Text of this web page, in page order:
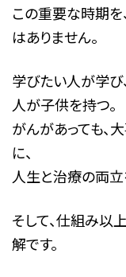
この重要な時期を
はありません。
学びたい人が学び
人が子供を持つ。
がんがあっても、
に、
人生と治療の両立
そして、仕組み以
解です。